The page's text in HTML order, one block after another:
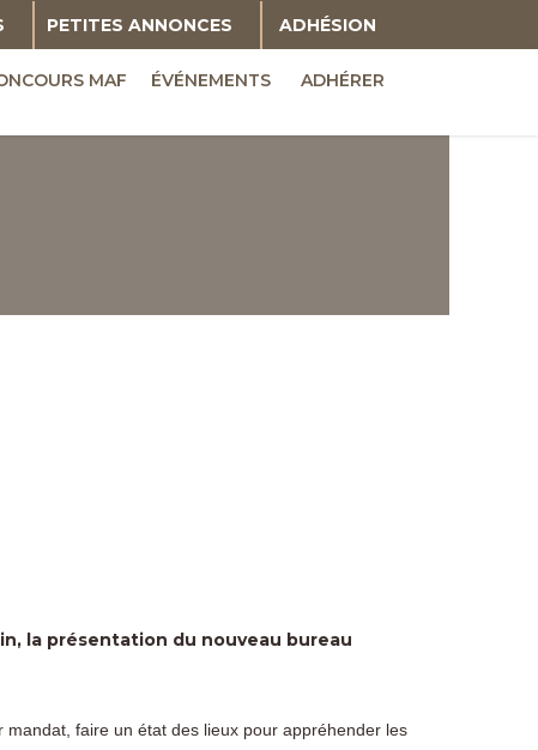
PETITES ANNONCES ADHÉSION
MAF ÉVÉNEMENTS
ADHÉRER
la présentation du nouveau bureau
mandat, faire un état des lieux pour appréhender les